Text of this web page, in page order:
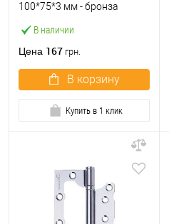
В наличии
100*75*3 мм - бронза
Цена 167 грн.
В корзину
Купить в 1 клик